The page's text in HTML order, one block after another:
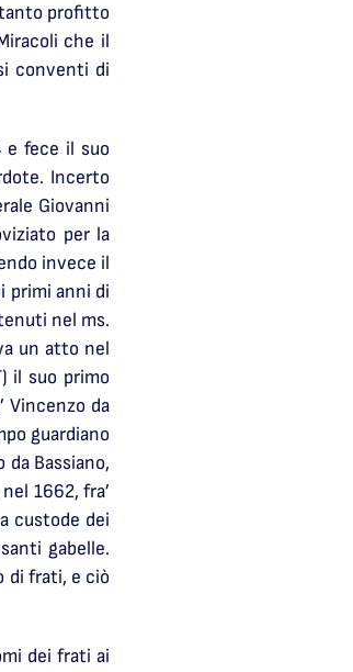
profitto
che il
conventi di
e fece il suo
Incerto
Giovanni
per la
invece il
primi anni di
nel ms.
un atto nel
il suo primo
Vincenzo da
guardiano
Bassiano,
1662, fra’
custode dei
gabelle.
di frati, e ciò
dei frati ai